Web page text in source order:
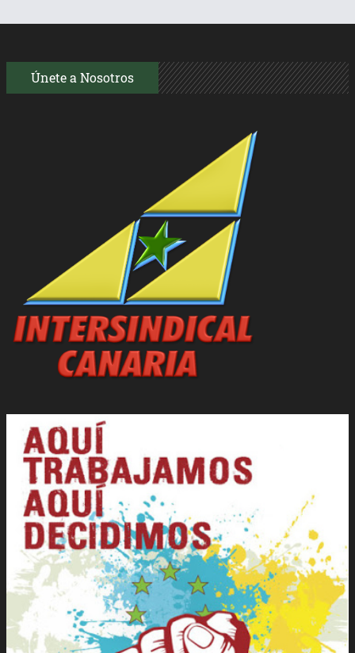
Únete a Nosotros